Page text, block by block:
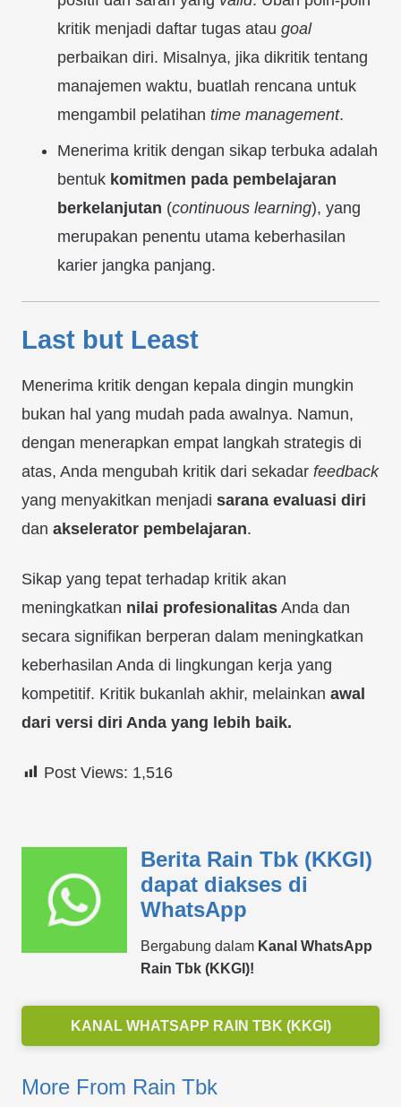
kritik menjadi daftar tugas atau goal
perbaikan diri. Misalnya, jika dikritik tentang
manajemen waktu, buatlah rencana untuk
mengambil pelatihan time management.
Menerima kritik dengan sikap terbuka adalah
bentuk komitmen pada pembelajaran
berkelanjutan (continuous learning), yang
merupakan penentu utama keberhasilan
karier jangka panjang.
Last but Least
Menerima kritik dengan kepala dingin mungkin
bukan hal yang mudah pada awalnya. Namun,
dengan menerapkan empat langkah strategis di
atas, Anda mengubah kritik dari sekadar feedback
yang menyakitkan menjadi sarana evaluasi diri
dan akselerator pembelajaran.
Sikap yang tepat terhadap kritik akan
meningkatkan nilai profesionalitas Anda dan
secara signifikan berperan dalam meningkatkan
keberhasilan Anda di lingkungan kerja yang
kompetitif. Kritik bukanlah akhir, melainkan awal
dari versi diri Anda yang lebih baik.
Post Views: 1,516
Berita Rain Tbk (KKGI)
dapat diakses di
WhatsApp
Bergabung dalam Kanal WhatsApp
Rain Tbk (KKGI)!
KANAL WHATSAPP RAIN TBK (KKGI)
More From Rain Tbk